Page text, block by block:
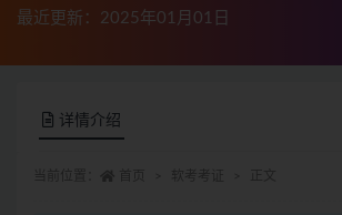
最近更新：2025年01月01日
详情介绍